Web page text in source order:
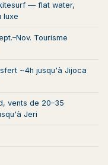
— flat water,
luxe
Tourisme
~4h jusqu'à Jijoca
vents de 20–35
Jeri